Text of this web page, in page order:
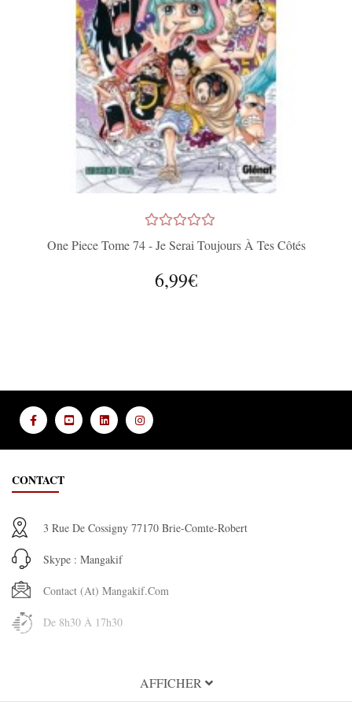
One Piece Tome 74 - Je Serai Toujours À Tes Côtés
6,99€
CONTACT
3 Rue De Cossigny 77170 Brie-Comte-Robert
Skype : Mangakif
Contact (at) Mangakif.com
De 8h30 À 17h30
AFFICHER